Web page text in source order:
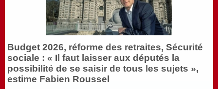
Budget 2026, réforme des retraites, Sécurité
sociale : « Il faut laisser aux députés la
possibilité de se saisir de tous les sujets »,
estime Fabien Roussel